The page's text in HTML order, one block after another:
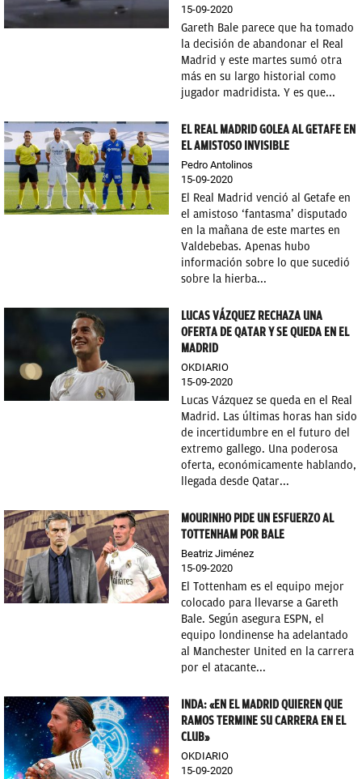
15-09-2020
Gareth Bale parece que ha tomado
la decisión de abandonar el Real
Madrid y este martes sumó otra
más en su largo historial como
jugador madridista. Y es que...
EL REAL MADRID GOLEA AL GETAFE EN
EL AMISTOSO INVISIBLE
Pedro Antolinos
15-09-2020
El Real Madrid venció al Getafe en
el amistoso ‘fantasma’ disputado
en la mañana de este martes en
Valdebebas. Apenas hubo
información sobre lo que sucedió
sobre la hierba...
LUCAS VÁZQUEZ RECHAZA UNA
OFERTA DE QATAR Y SE QUEDA EN EL
MADRID
OKDIARIO
15-09-2020
Lucas Vázquez se queda en el Real
Madrid. Las últimas horas han sido
de incertidumbre en el futuro del
extremo gallego. Una poderosa
oferta, económicamente hablando,
llegada desde Qatar...
MOURINHO PIDE UN ESFUERZO AL
TOTTENHAM POR BALE
Beatriz Jiménez
15-09-2020
El Tottenham es el equipo mejor
colocado para llevarse a Gareth
Bale. Según asegura ESPN, el
equipo londinense ha adelantado
al Manchester United en la carrera
por el atacante...
INDA: «EN EL MADRID QUIEREN QUE
RAMOS TERMINE SU CARRERA EN EL
CLUB»
OKDIARIO
15-09-2020